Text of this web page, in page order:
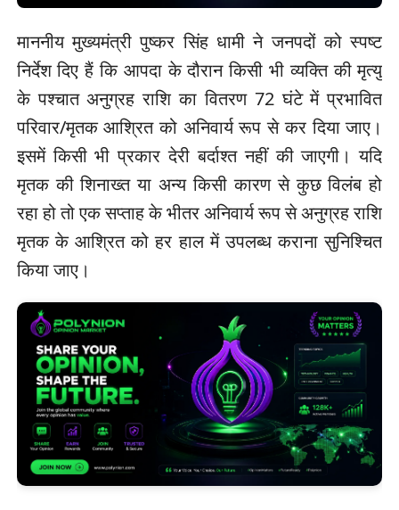
माननीय मुख्यमंत्री पुष्कर सिंह धामी ने जनपदों को स्पष्ट
निर्देश दिए हैं कि आपदा के दौरान किसी भी व्यक्ति की मृत्यु
के पश्चात अनुग्रह राशि का वितरण 72 घंटे में प्रभावित
परिवार/मृतक आश्रित को अनिवार्य रूप से कर दिया जाए।
इसमें किसी भी प्रकार देरी बर्दाश्त नहीं की जाएगी। यदि
मृतक की शिनाख्त या अन्य किसी कारण से कुछ विलंब हो
रहा हो तो एक सप्ताह के भीतर अनिवार्य रूप से अनुग्रह राशि
मृतक के आश्रित को हर हाल में उपलब्ध कराना सुनिश्चित
किया जाए।